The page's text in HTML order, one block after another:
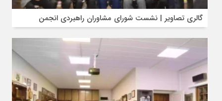
گالری تصاویر | نشست شورای مشاوران راهبردی انجمن